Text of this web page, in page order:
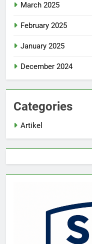
March 2025
February 2025
January 2025
December 2024
Categories
Artikel